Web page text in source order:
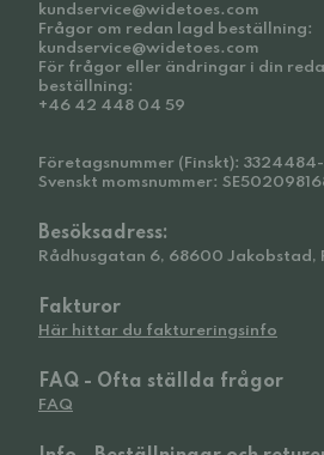
kundservice@widetoes.com
Frågor om redan lagd beställning:
kundservice@widetoes.com
För frågor eller ändringar i din
beställning:
+46 42 448 04 59
Företagsnummer (Finskt):
Svenskt momsnummer:
Besöksadress:
Rådhusgatan 6, 68600 Jakobstad,
Fakturor
Här hittar du faktureringsinfo
FAQ - Ofta ställda frågor
FAQ